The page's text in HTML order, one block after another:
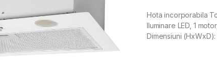
Hota incorporabila
Iluminare LED, 1
Dimensiuni